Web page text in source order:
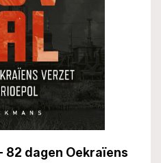
82 dagen Oekraïens